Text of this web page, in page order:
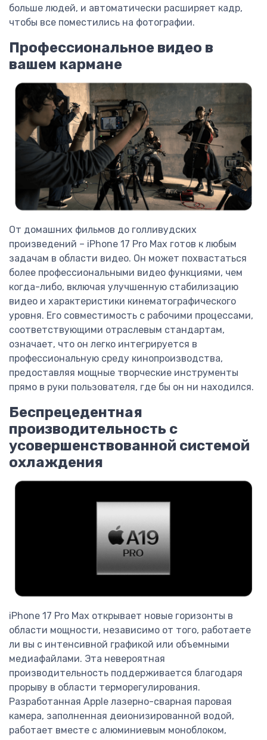
больше людей, и автоматически расширяет кадр,
чтобы все поместились на фотографии.
Профессиональное видео в
вашем кармане
От домашних фильмов до голливудских
произведений – iPhone 17 Pro Max готов к любым
задачам в области видео. Он может похвастаться
более профессиональными видео функциями, чем
когда-либо, включая улучшенную стабилизацию
видео и характеристики кинематографического
уровня. Его совместимость с рабочими процессами,
соответствующими отраслевым стандартам,
означает, что он легко интегрируется в
профессиональную среду кинопроизводства,
предоставляя мощные творческие инструменты
прямо в руки пользователя, где бы он ни находился.
Беспрецедентная
производительность с
усовершенствованной системой
охлаждения
iPhone 17 Pro Max открывает новые горизонты в
области мощности, независимо от того, работаете
ли вы с интенсивной графикой или объемными
медиафайлами. Эта невероятная
производительность поддерживается благодаря
прорыву в области терморегулирования.
Разработанная Apple лазерно-сварная паровая
камера, заполненная деионизированной водой,
работает вместе с алюминиевым моноблоком,